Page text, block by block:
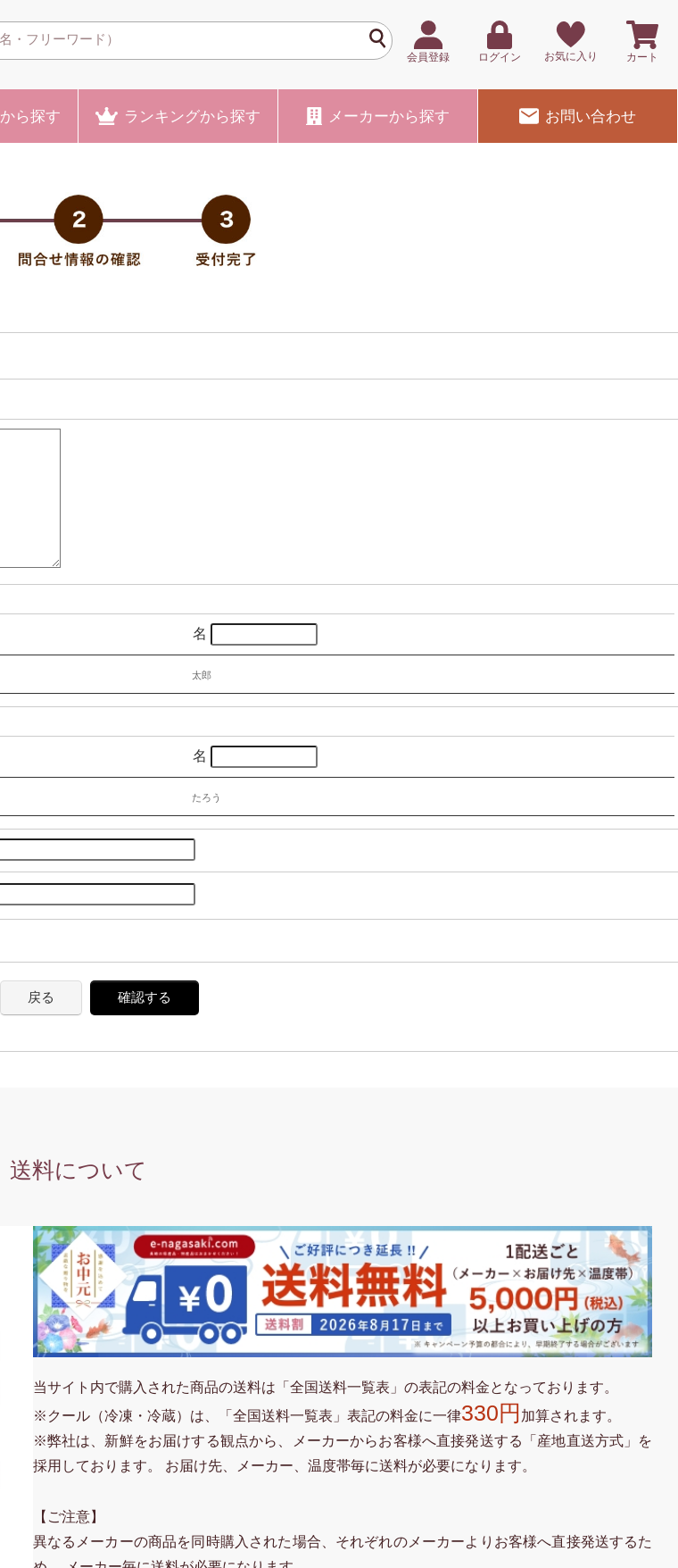
会員登録 ログイン お気に入り カート
から探す ランキングから探す メーカーから探す お問い合わせ
名
太郎
名
たろう
戻る 確認する
送料について
当サイト内で購入された商品の送料は「全国送料一覧表」の表記の料金となっております。
※クール（冷凍・冷蔵）は、「全国送料一覧表」表記の料金に一律330円 加算されます。
※弊社は、新鮮をお届けする観点から、メーカーからお客様へ直接発送する「産地直送方式」を
採用しております。 お届け先、メーカー、温度帯毎に送料が必要になります。
【ご注意】
異なるメーカーの商品を同時購入された場合、それぞれのメーカーよりお客様へ直接発送するた